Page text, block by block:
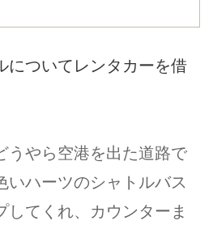
についてレンタカーを借
うやら空港を出た道路で
いハーツのシャトルバス
してくれ、カウンターま